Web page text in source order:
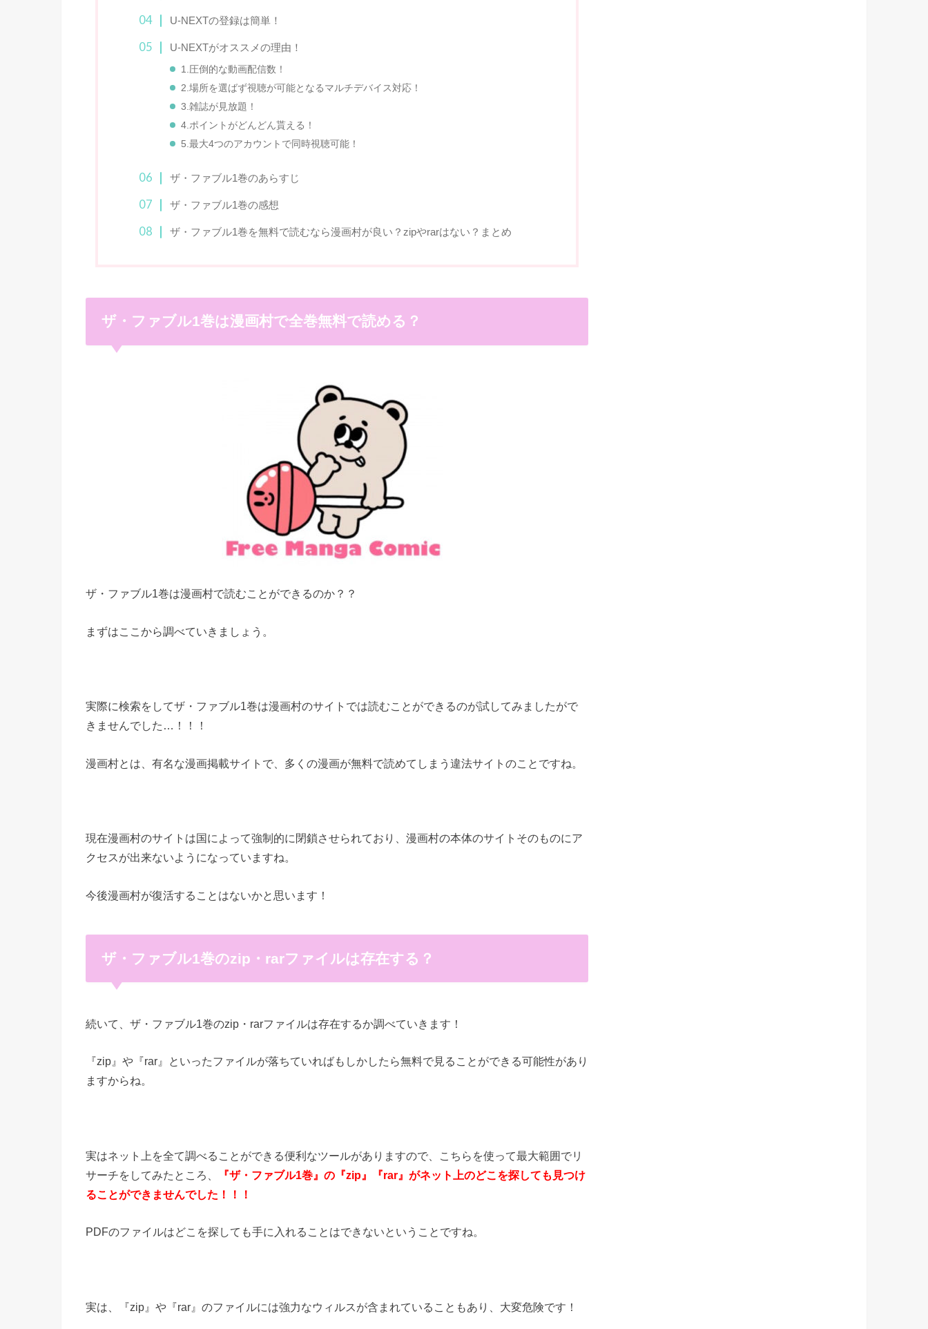
U-NEXTの登録は簡単！
U-NEXTがオススメの理由！
1.圧倒的な動画配信数！
2.場所を選ばず視聴が可能となるマルチデバイス対応！
3.雑誌が見放題！
4.ポイントがどんどん貰える！
5.最大4つのアカウントで同時視聴可能！
ザ・ファブル1巻のあらすじ
ザ・ファブル1巻の感想
ザ・ファブル1巻を無料で読むなら漫画村が良い？zipやrarはない？まとめ
ザ・ファブル1巻は漫画村で全巻無料で読める？
ザ・ファブル1巻は漫画村で読むことができるのか？？
まずはここから調べていきましょう。
実際に検索をしてザ・ファブル1巻は漫画村のサイトでは読むことができるのが試してみましたがで
きませんでした…！！！
漫画村とは、有名な漫画掲載サイトで、多くの漫画が無料で読めてしまう違法サイトのことですね。
現在漫画村のサイトは国によって強制的に閉鎖させられており、 漫画村の本体のサイトそのものにア
クセスが出来ないようになっていますね。
今後漫画村が復活することはないかと思います！
ザ・ファブル1巻のzip・rarファイルは存在する？
続いて、ザ・ファブル1巻のzip・rarファイルは存在するか調べていきます！
『zip 』や『rar』といったファイルが落ちていればもしかしたら無料で見ることができる可能性があり
ますからね。
実はネット上を全て調べることができる便利なツールがありますので、こちらを使って最大範囲でリ
サーチをしてみたところ、
『ザ・ファブル1巻』の『zip 』『rar』がネット上のどこを探しても見つけ
ることができませんでした！！！
PDFのファイルはどこを探しても手に入れることはできないということですね。
実は、『zip 』や『rar 』のファイルには強力なウィルスが含まれていることもあり、大変危険です！